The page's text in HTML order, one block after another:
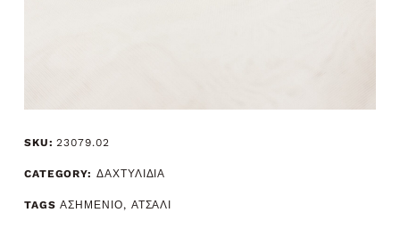
SKU:23079.02
CATEGORY: ΔΑΧΤΥΛΙΔΙΑ
TAGS ΑΣΗΜΕΝΙΟ, ΑΤΣΑΛΙ